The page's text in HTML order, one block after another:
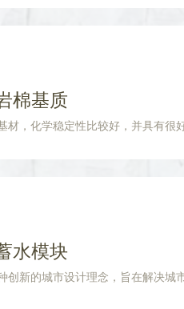
棉基质
，化学稳定性比较好，并具有很
水模块
创新的城市设计理念，旨在解决城